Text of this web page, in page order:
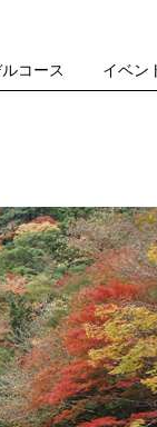
コース イベン